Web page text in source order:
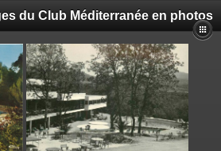
du Club Méditerranée en photos